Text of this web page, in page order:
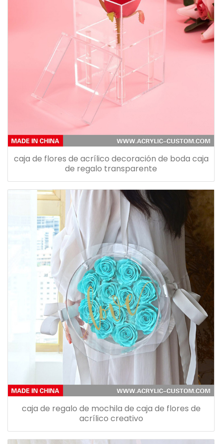
caja de flores de acrílico decoración de boda caja
de regalo transparente
caja de regalo de mochila de caja de flores de
acrílico creativo